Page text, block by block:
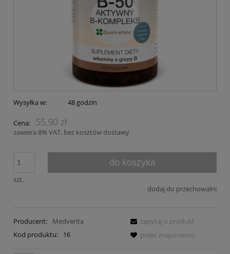
Wysyłka w: 48 godzin
Cena: 55,90 zł
zawiera 8% VAT, bez kosztów dostawy
szt.
do koszyka
dodaj do przechowalni
Producent:
Medverita
Kod produktu:
16
zapytaj o produkt
poleć znajomemu